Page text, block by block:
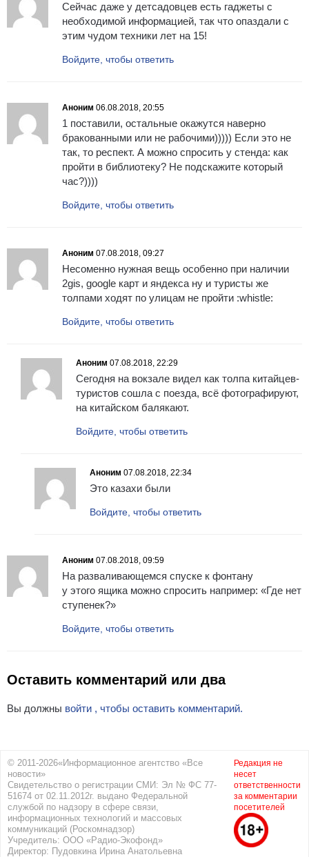
Сейчас даже у детсадовцев есть гаджеты с
необходимой информацией, так что опаздали с
этим чудом техники лет на 15!
Войдите, чтобы ответить
Аноним 06.08.2018, 20:55
1 поставили, остальные окажутся наверно
бракованными или не рабочими))))) Если это не
так, то респект. А можно спросить у стенда: как
пройти в библиотеку? Не подскажите который
час?))))
Войдите, чтобы ответить
Аноним 07.08.2018, 09:27
Несоменно нужная вещь особенно при наличии
2gis, google карт и яндекса ну и туристы же
толпами ходят по улицам не пройти :whistle:
Войдите, чтобы ответить
Аноним 07.08.2018, 22:29
Сегодня на вокзале видел как толпа китайцев-
туристов сошла с поезда, всё фотографируют,
на китайском балякают.
Войдите, чтобы ответить
Аноним 07.08.2018, 22:34
Это казахи были
Войдите, чтобы ответить
Аноним 07.08.2018, 09:59
На разваливающемся спуске к фонтану
у этого ящика можно спросить например: «Где нет
ступенек?»
Войдите, чтобы ответить
Оставить комментарий или два
Вы должны войти , чтобы оставить комментарий.
© 2011-2026«Информационное агентство «Все
новости»
Свидетельство о регистрации СМИ: Эл № ФС 77-
51674 от 02.11.2012г. выдано Федеральной
службой по надзору в сфере связи,
информационных технологий и массовых
коммуникаций (Роскомнадзор)
Учредитель: ООО «Радио-Экофонд»
Директор: Пудовкина Ирина Анатольевна
Редакция не
несет
ответственности
за комментарии
посетителей